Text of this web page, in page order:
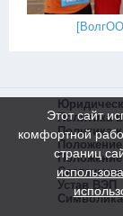
[
Политика
Политика
Устав ВЭП
Этот сайт
комфортной
страниц